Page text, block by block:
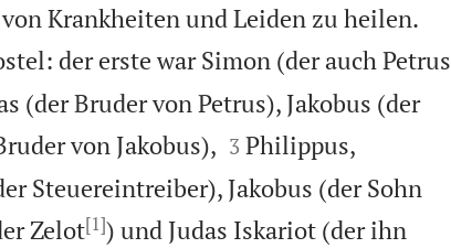
Krankheiten und Leiden zu heilen.
der erste war Simon (der auch Petrus
(der Bruder von Petrus), Jakobus (der
von Jakobus),
3 Philippus,
Steuereintreiber), Jakobus (der Sohn
Zelot[1]) und Judas Iskariot (der ihn